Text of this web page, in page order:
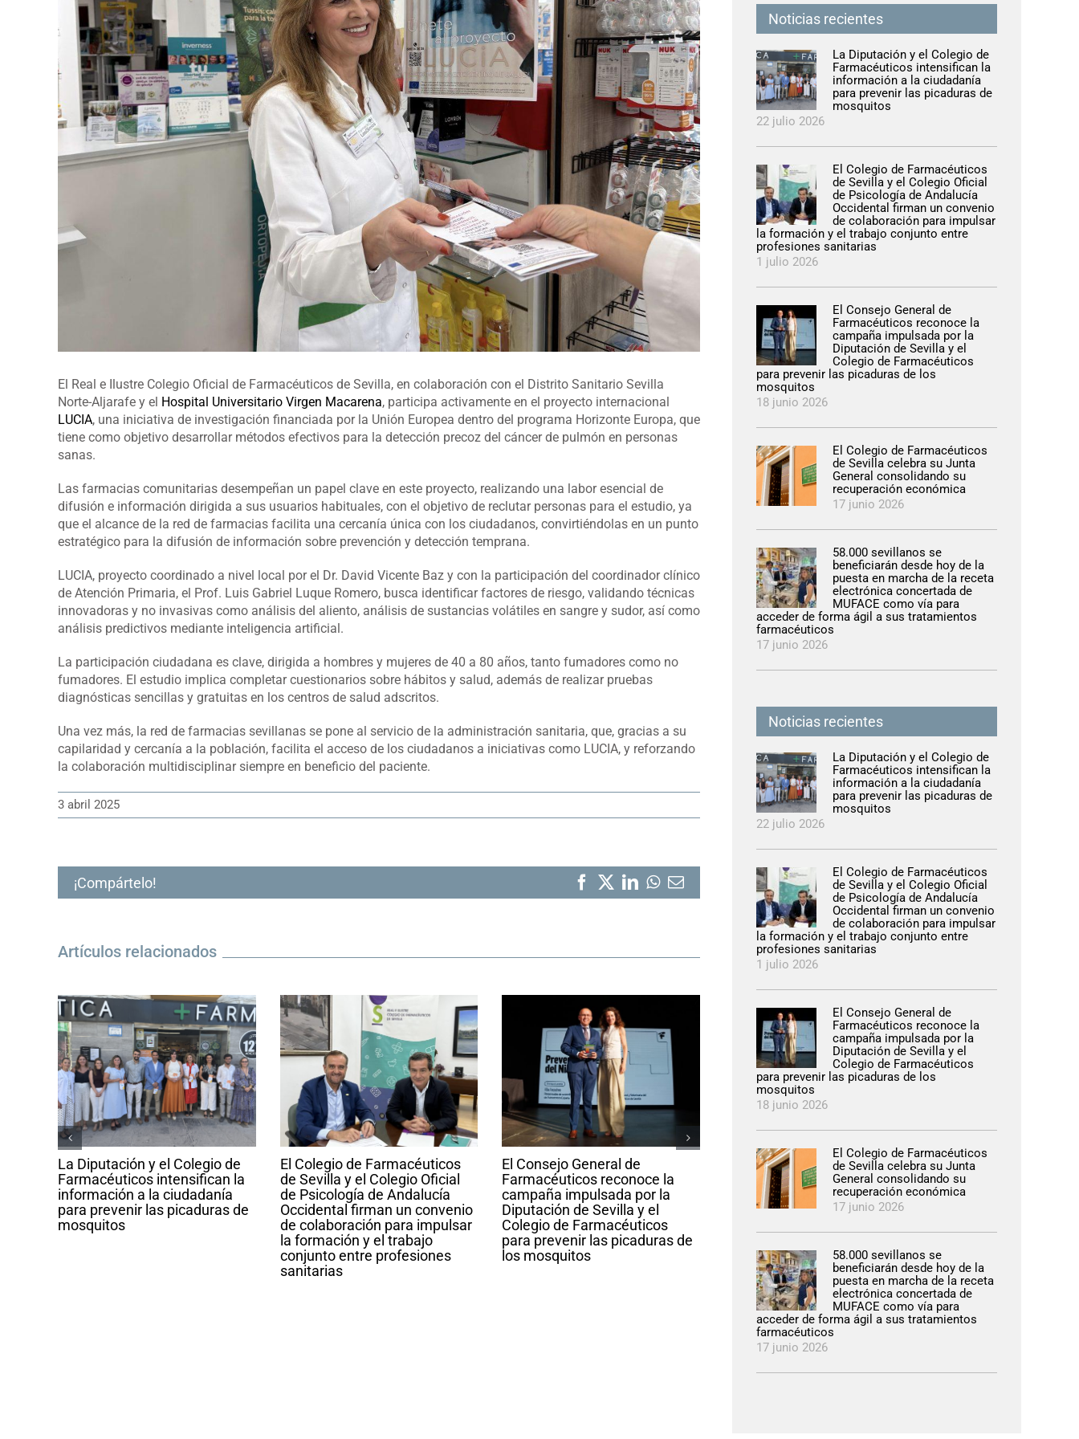
El Real e Ilustre Colegio Oficial de Farmacéuticos de Sevilla, en colaboración con el Distrito Sanitario Sevilla
Norte-Aljarafe y el Hospital Universitario Virgen Macarena, participa activamente en el proyecto internacional
LUCIA, una iniciativa de investigación financiada por la Unión Europea dentro del programa Horizonte Europa, que
tiene como objetivo desarrollar métodos efectivos para la detección precoz del cáncer de pulmón en personas
sanas.
Las farmacias comunitarias desempeñan un papel clave en este proyecto, realizando una labor esencial de
difusión e información dirigida a sus usuarios habituales, con el objetivo de reclutar personas para el estudio, ya
que el alcance de la red de farmacias facilita una cercanía única con los ciudadanos, convirtiéndolas en un punto
estratégico para la difusión de información sobre prevención y detección temprana.
LUCIA, proyecto coordinado a nivel local por el Dr. David Vicente Baz y con la participación del coordinador clínico
de Atención Primaria, el Prof. Luis Gabriel Luque Romero, busca identificar factores de riesgo, validando técnicas
innovadoras y no invasivas como análisis del aliento, análisis de sustancias volátiles en sangre y sudor, así como
análisis predictivos mediante inteligencia artificial.
La participación ciudadana es clave, dirigida a hombres y mujeres de 40 a 80 años, tanto fumadores como no
fumadores. El estudio implica completar cuestionarios sobre hábitos y salud, además de realizar pruebas
diagnósticas sencillas y gratuitas en los centros de salud adscritos.
Una vez más, la red de farmacias sevillanas se pone al servicio de la administración sanitaria, que, gracias a su
capilaridad y cercanía a la población, facilita el acceso de los ciudadanos a iniciativas como LUCIA, y reforzando
la colaboración multidisciplinar siempre en beneficio del paciente.
3 abril 2025
¡Compártelo! Facebook
X LinkedIn
WhatsApp
Correo
electrónico
Artículos relacionados
La Diputación y el Colegio de
Farmacéuticos intensifican la
información a la ciudadanía
para prevenir las picaduras de
mosquitos
El Colegio de Farmacéuticos
de Sevilla y el Colegio Oficial
de Psicología de Andalucía
Occidental firman un convenio
de colaboración para impulsar
la formación y el trabajo
conjunto entre profesiones
sanitarias
El Consejo General de
Farmacéuticos reconoce la
campaña impulsada por la
Diputación de Sevilla y el
Colegio de Farmacéuticos
para prevenir las picaduras de
los mosquitos
Noticias recientes
La Diputación y el Colegio de
Farmacéuticos intensifican la
información a la ciudadanía
para prevenir las picaduras de
mosquitos
22 julio 2026
El Colegio de Farmacéuticos
de Sevilla y el Colegio Oficial
de Psicología de Andalucía
Occidental firman un convenio
de colaboración para impulsar
la formación y el trabajo conjunto entre
profesiones sanitarias
1 julio 2026
El Consejo General de
Farmacéuticos reconoce la
campaña impulsada por la
Diputación de Sevilla y el
Colegio de Farmacéuticos
para prevenir las picaduras de los
mosquitos
18 junio 2026
El Colegio de Farmacéuticos
de Sevilla celebra su Junta
General consolidando su
recuperación económica
17 junio 2026
58.000 sevillanos se
beneficiarán desde hoy de la
puesta en marcha de la receta
electrónica concertada de
MUFACE como vía para
acceder de forma ágil a sus tratamientos
farmacéuticos
17 junio 2026
Noticias recientes
La Diputación y el Colegio de
Farmacéuticos intensifican la
información a la ciudadanía
para prevenir las picaduras de
mosquitos
22 julio 2026
El Colegio de Farmacéuticos
de Sevilla y el Colegio Oficial
de Psicología de Andalucía
Occidental firman un convenio
de colaboración para impulsar
la formación y el trabajo conjunto entre
profesiones sanitarias
1 julio 2026
El Consejo General de
Farmacéuticos reconoce la
campaña impulsada por la
Diputación de Sevilla y el
Colegio de Farmacéuticos
para prevenir las picaduras de los
mosquitos
18 junio 2026
El Colegio de Farmacéuticos
de Sevilla celebra su Junta
General consolidando su
recuperación económica
17 junio 2026
58.000 sevillanos se
beneficiarán desde hoy de la
puesta en marcha de la receta
electrónica concertada de
MUFACE como vía para
acceder de forma ágil a sus tratamientos
farmacéuticos
17 junio 2026